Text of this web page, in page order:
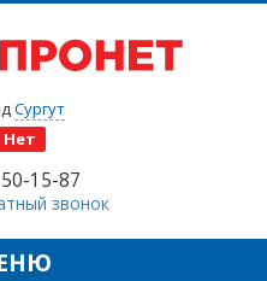
Сургут
Нет
15-87
звонок